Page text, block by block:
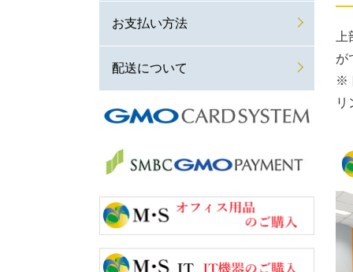
が
※
リ
お支払い方法
配送について